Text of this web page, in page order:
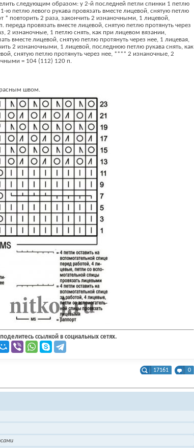
следующим образом: у 2-й последней петли спинки 1 петлю
петлю левого рукава провязать вместе лицевой, снятую петлю
* повторить 2 раза, закончить 2 изнаночными, 1 лицевой,
провязать вместе лицевой, снятую петлю протянуть через
2 изнаночные, 1 петлю снять, как при лицевом вязании,
вместе лицевой, снятую петлю протянуть через нее, 1 лицевая,
2 изнаночными, 1 лицевой, последнюю петлю рукава снять, как
снятую петлю протянуть через нее, **** 2 изнаночные, 2
= 104 (112) 120 п.
швом.
ссылкой в социальных сетях.
17161 0